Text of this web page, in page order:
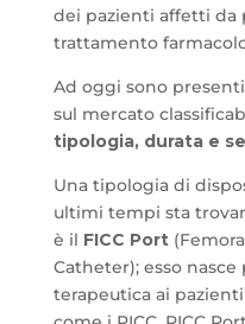
dei pazienti affetti da
trattamento
Ad oggi sono presenti
sul mercato
tipologia, durata e
Una tipologia di
ultimi tempi sta
è il FICC Port
Catheter); esso
terapeutica ai